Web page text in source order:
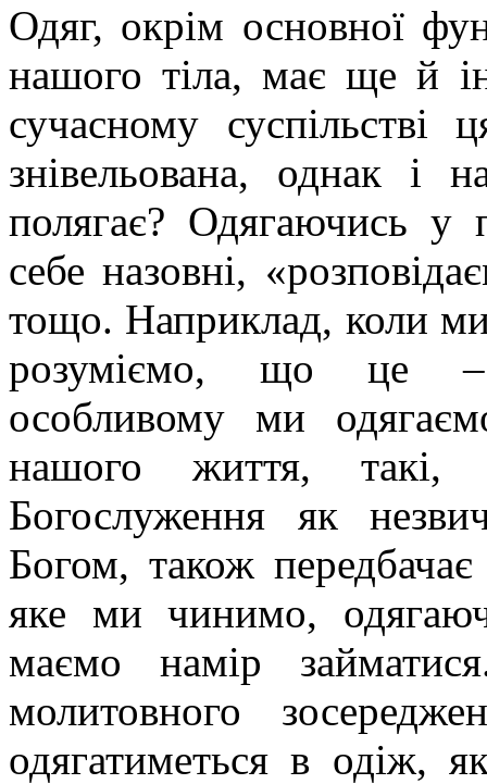
Одяг, окрім основної
нашого тіла, має ще й
сучасному
знівельована, однак і
полягає? Одягаючись у
себе назовні,
тощо. Наприклад, коли
розуміємо, що це –
особливому ми
нашого життя,
Богослуження як
Богом, також
яке ми чинимо,
маємо намір
молитовного
одягатиметься в одіж,